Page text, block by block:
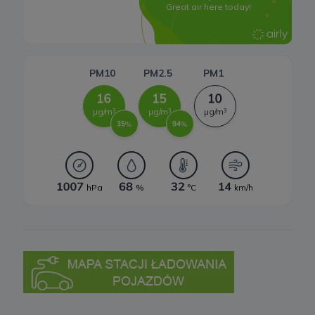
wobec przetwarzania Twoich danych opisanych powyżej.
Przestaniemy przetwarzać Twoje dane w tych celach, chyba że
będziemy w stanie wykazać, że w stosunku do Twoich danych
istnieją dla nas ważne prawnie uzasadnione podstawy, które są
dochodzenia lub obrony roszczeń.
W każdej chwili przysługuje Ci prawo do wniesienia sprzeciwu
wobec przetwarzania Twoich danych w celu prowadzenia
marketingu bezpośredniego. Jeżeli skorzystasz z tego prawa –
zaprzestaniemy przetwarzania danych w tym celu.
7. Okres przechowywania danych
Twoje dane osobowe:
a) niezbędne do świadczenia usług, będą przechowywane przez
b) niezbędne do dostosowania treści serwisu do zainteresowań,
prowadzenia marketingu usług własnych, pomiarów
statystycznych i udoskonalenia usług, będę przechowywane do